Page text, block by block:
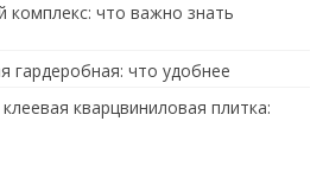
комплекс: что важно знать
гардеробная: что удобнее
кварцвиниловая плитка: